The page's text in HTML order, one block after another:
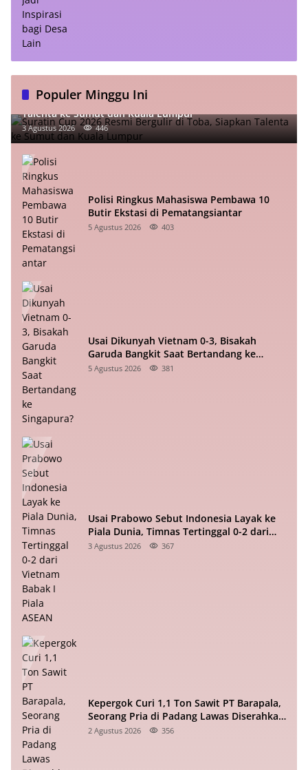
Populer Minggu Ini
Suratin Cup 2026 Resmi Bergulir di Toba, Siapkan
Talenta ke Sumut dan Kuala Lumpur
3 Agustus 2026 446
Polisi Ringkus Mahasiswa Pembawa 10
Butir Ekstasi di Pematangsiantar
5 Agustus 2026 403
Usai Dikunyah Vietnam 0-3, Bisakah
Garuda Bangkit Saat Bertandang ke
Singapura?
5 Agustus 2026 381
Usai Prabowo Sebut Indonesia Layak ke
Piala Dunia, Timnas Tertinggal 0-2 dari
Vietnam Babak I Piala ASEAN
3 Agustus 2026 367
Kepergok Curi 1,1 Ton Sawit PT Barapala,
Seorang Pria di Padang Lawas Diserahkan
ke Polisi
2 Agustus 2026 356